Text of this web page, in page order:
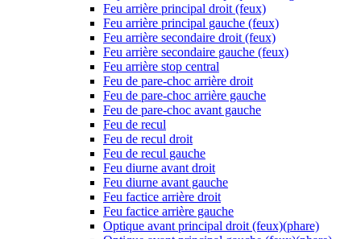
Feu arrière principal droit (feux)
Feu arrière principal gauche (feux)
Feu arrière secondaire droit (feux)
Feu arrière secondaire gauche (feux)
Feu arrière stop central
Feu de pare-choc arrière droit
Feu de pare-choc arrière gauche
Feu de pare-choc avant gauche
Feu de recul
Feu de recul droit
Feu de recul gauche
Feu diurne avant droit
Feu diurne avant gauche
Feu factice arrière droit
Feu factice arrière gauche
Optique avant principal droit (feux)(phare)